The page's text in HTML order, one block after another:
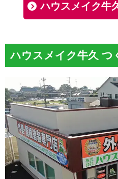
ハウスメイク牛
ハウスメイク牛久 つ